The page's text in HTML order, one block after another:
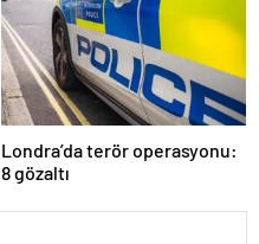
Londra’da terör operasyonu:
8 gözaltı